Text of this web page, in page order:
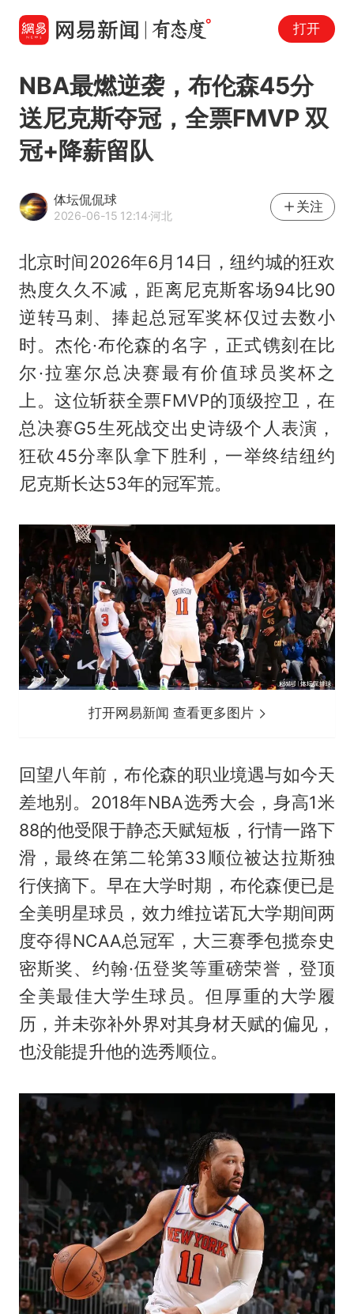
打开
NBA最燃逆袭，布伦森45分
送尼克斯夺冠，全票FMVP 双
冠+降薪留队
体坛侃侃球
2026-06-15 12:14·河北
关注
北京时间2026年6月14日，纽约城的狂欢
热度久久不减，距离尼克斯客场94比90
逆转马刺、捧起总冠军奖杯仅过去数小
时。杰伦·布伦森的名字，正式镌刻在比
尔·拉塞尔总决赛最有价值球员奖杯之
上。这位斩获全票FMVP的顶级控卫，在
总决赛G5生死战交出史诗级个人表演，
狂砍45分率队拿下胜利，一举终结纽约
尼克斯长达53年的冠军荒。
打开网易新闻 查看更多图片
回望八年前，布伦森的职业境遇与如今天
差地别。2018年NBA选秀大会，身高1米
88的他受限于静态天赋短板，行情一路下
滑，最终在第二轮第33顺位被达拉斯独
行侠摘下。早在大学时期，布伦森便已是
全美明星球员，效力维拉诺瓦大学期间两
度夺得NCAA总冠军，大三赛季包揽奈史
密斯奖、约翰·伍登奖等重磅荣誉，登顶
全美最佳大学生球员。但厚重的大学履
历，并未弥补外界对其身材天赋的偏见，
也没能提升他的选秀顺位。